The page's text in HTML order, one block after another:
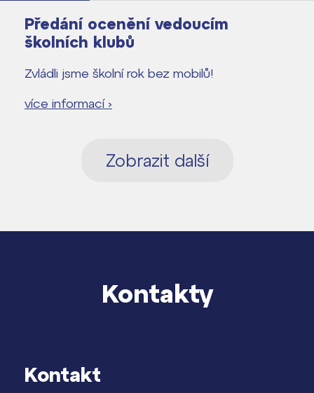
Předání ocenění vedoucím
školních klubů
Zvládli jsme školní rok bez mobilů!
více informací ›
Zobrazit další
Kontakty
Kontakt